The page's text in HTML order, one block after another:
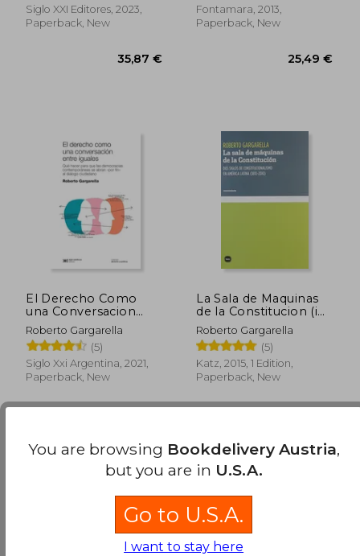
40,47 €
Siglo XXI Editores, 2023,
Paperback, New
35,87 €
Fontamara, 2013,
Paperback, New
El Derecho Como
una Conversacion
Entre Iguales. Que
Hacer Para que las
Democracias
Contemporaneas se
Abran -Por Fin- al (in
Roberto Gargarella
(5)
Siglo Xxi Argentina, 2021,
Paperback, New
La Sala de Maquinas
de la Constitucion (in
Spanish)
Roberto Gargarella
(5)
Katz, 2015, 1 Edition,
Paperback, New
You are browsing Bookdelivery Austria,
but you are in U.S.A.
Go to U.S.A.
I want to stay here